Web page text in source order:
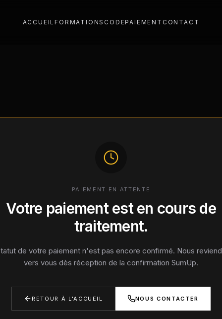
ACCUEILFORMATIONS CODEPAIEMENT CONTACT
PAIEMENT EN ATTENTE
Votre paiement est en cours de
traitement.
de votre paiement n'est pas encore confirmé. Nous
vers vous dès réception de la confirmation SumUp.
RETOUR À L'ACCUEIL NOUS CONTACTER